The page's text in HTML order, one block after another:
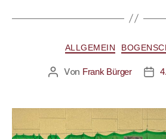
ALLGEMEIN
Von Frank Bürger